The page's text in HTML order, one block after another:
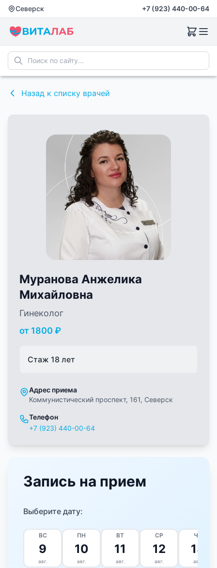
Северск +7 (923) 440-00-64
Северск +7 (923) 440-00-64
Назад к списку врачей
Муранова Анжелика
Михайловна
Гинеколог
от 1800 ₽
Стаж 18 лет
Адрес приема
Коммунистический проспект, 161, Северск
Телефон
+7 (923) 440-00-64
Запись на прием
Выберите дату:
ВС
9
авг.
ПН
10
авг.
ВТ
11
авг.
СР
12
авг.
ЧТ
13
авг.